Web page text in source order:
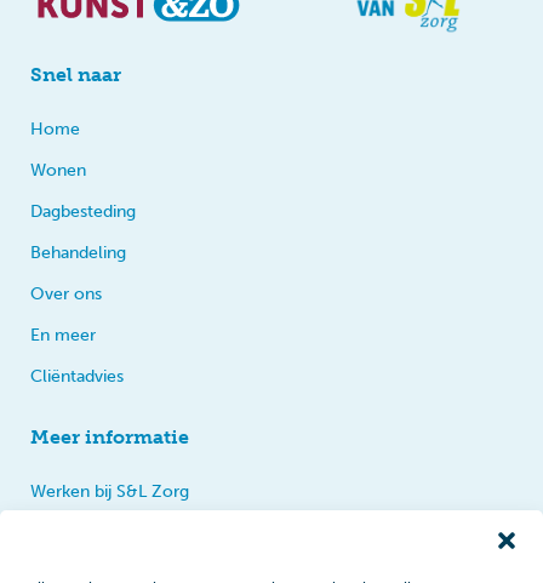
Snel naar
Home
Wonen
Dagbesteding
Behandeling
Over ons
En meer
Cliëntadvies
Meer informatie
Werken bij S&L Zorg